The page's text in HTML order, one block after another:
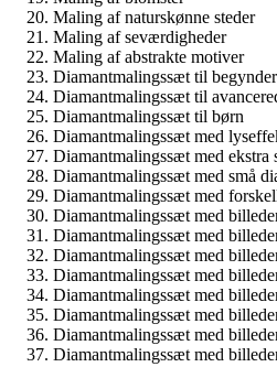
Maling af naturskønne steder
Maling af seværdigheder
Maling af abstrakte motiver
Diamantmalingssæt til
Diamantmalingssæt til
Diamantmalingssæt til børn
Diamantmalingssæt med
Diamantmalingssæt med ekstra
Diamantmalingssæt med små
Diamantmalingssæt med
Diamantmalingssæt med
Diamantmalingssæt med
Diamantmalingssæt med
Diamantmalingssæt med
Diamantmalingssæt med
Diamantmalingssæt med
Diamantmalingssæt med
Diamantmalingssæt med